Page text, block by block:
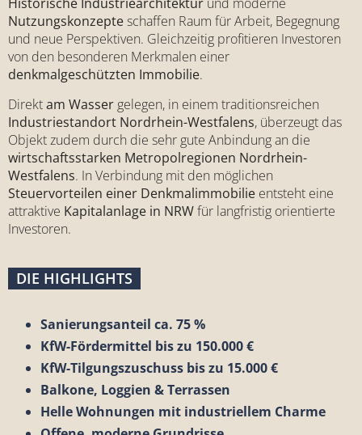
Nutzungskonzepteschaffen Raum für Arbeit, Begegnung
und neue Perspektiven. Gleichzeitig profitieren Investoren
von den besonderen Merkmalen einer
denkmalgeschützten Immobilie.
Direktam Wasser gelegen, in einem traditionsreichen
Industriestandort Nordrhein-Westfalens, überzeugt das
Objekt zudem durch die sehr gute Anbindung an die
wirtschaftsstarken Metropolregionen Nordrhein-
Westfalens. In Verbindung mit den möglichen
Steuervorteilen einer Denkmalimmobilie entsteht eine
attraktive Kapitalanlage in NRWfür langfristig orientierte
Investoren.
DIE HIGHLIGHTS
Sanierungsanteil ca. 75 %
KfW-Fördermittel bis zu 150.000 €
KfW-Tilgungszuschuss bis zu 15.000 €
Balkone, Loggien & Terrassen
Helle Wohnungen mit industriellem Charme